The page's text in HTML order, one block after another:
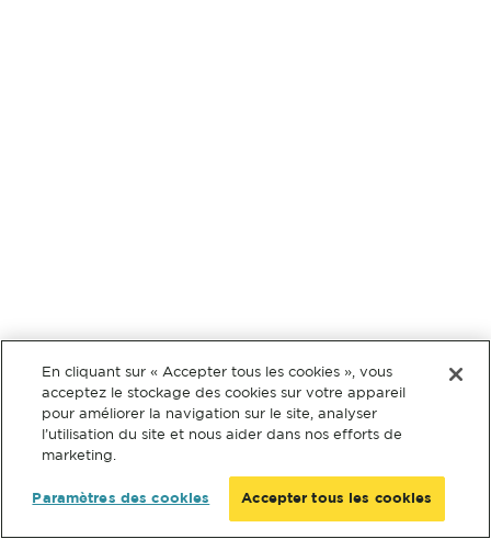
En cliquant sur « Accepter tous les cookies », vous
acceptez le stockage des cookies sur votre appareil
pour améliorer la navigation sur le site, analyser
l’utilisation du site et nous aider dans nos efforts de
marketing.
Paramètres des cookies Accepter tous les cookies